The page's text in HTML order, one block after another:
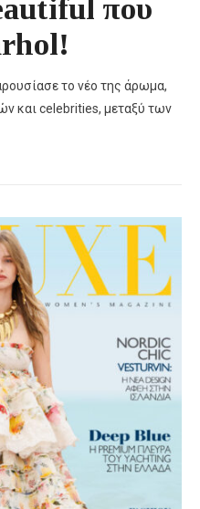
που
το νέο της άρωμα,
και celebrities, μεταξύ των